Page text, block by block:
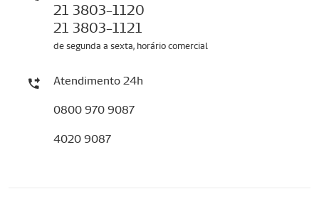
21 3803-1120
21 3803-1121
de segunda a sexta, horário comercial
Atendimento 24h
0800 970 9087
4020 9087